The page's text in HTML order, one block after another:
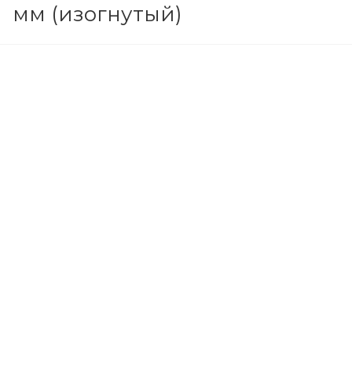
мм (изогнутый)